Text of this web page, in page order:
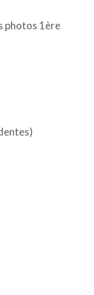
photos 1ère